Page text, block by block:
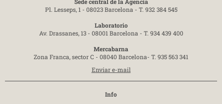
Sede central de la Agencia
Pl. Lesseps, 1 - 08023 Barcelona - T. 932 384 545
Laboratorio
Av. Drassanes, 13 - 08001 Barcelona - T. 934 439 400
Mercabarna
Zona Franca, sector C - 08040 Barcelona- T. 935 563 341
Enviar e-mail
Info